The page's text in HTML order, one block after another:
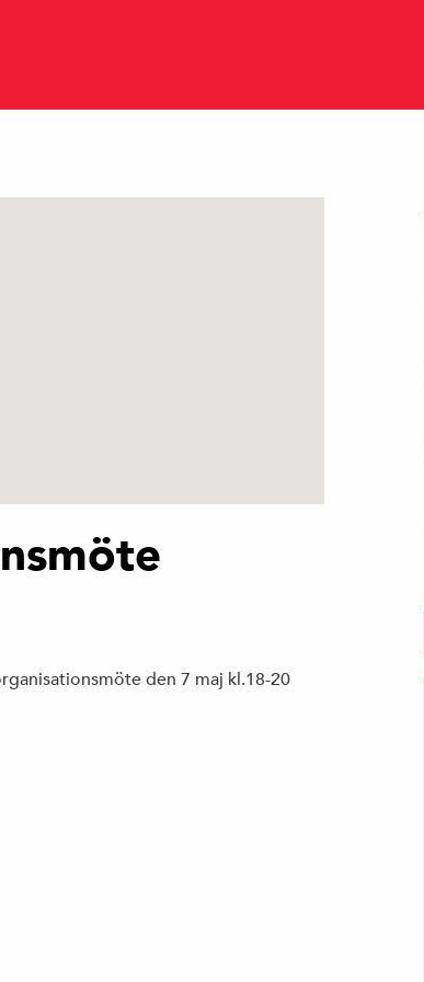
den 7 maj kl.18-20